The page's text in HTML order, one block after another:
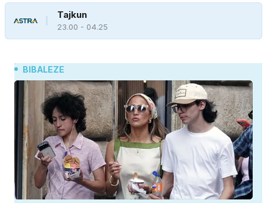
Tajkun
23.00 - 04.25
BIBALEZE